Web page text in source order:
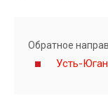
Обратное
Усть-